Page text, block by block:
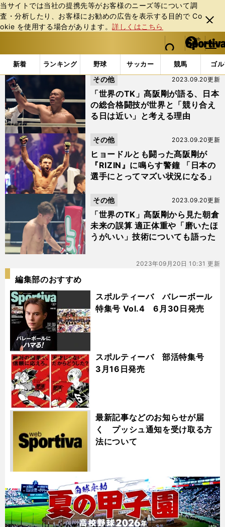
当サイトでは当社の提携先等がお客様のニーズ等について調
査・分析したり、お客様にお勧めの広告を表⽰する⽬的で Co
okie を使⽤する場合があります。詳しくはこちら
閉じ
る
web Sportiva (webスポルティーバ)
検索
マイペ
ー
ジ
メニュ
新着 ランキング 野球 サッカー 競馬 ゴ
b
ス
ポ
ル
テ
ィ
ー
バ
「#世界のTK」の最新ニュース・ 情報
「世界のTK」髙阪剛が語る、日本
の総合格闘技が世界と「競り合え
る日は近い」と考える理由
2023.09.20更新
その他
ヒョードルとも闘った髙阪剛が
『RIZIN』に鳴らす警鐘 「日本の
選手にとってマズい状況になる」
2023.09.20更新
その他
「世界のTK」髙阪剛から見た朝倉
未来の誤算 適正体重や「磨いたほ
うがいい」技術についても語った
2023.09.20更新
その他
2023年09月20日 10:31 更新
編集部のおすすめ
スポルティーバ バレーボール
特集号 Vol.4 6月30日発売
スポルティーバ 部活特集号
3月16日発売
最新記事などのお知らせが届
く プッシュ通知を受け取る方
法について